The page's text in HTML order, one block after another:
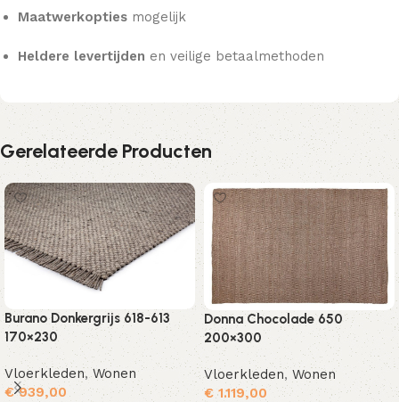
Maatwerkopties mogelijk
Heldere levertijden en veilige betaalmethoden
Gerelateerde Producten
Burano Donkergrijs 618-613
170×230
Vloerkleden,Wonen
€939,00
Donna Chocolade 650
200×300
Vloerkleden, Wonen
€ 1.119,00